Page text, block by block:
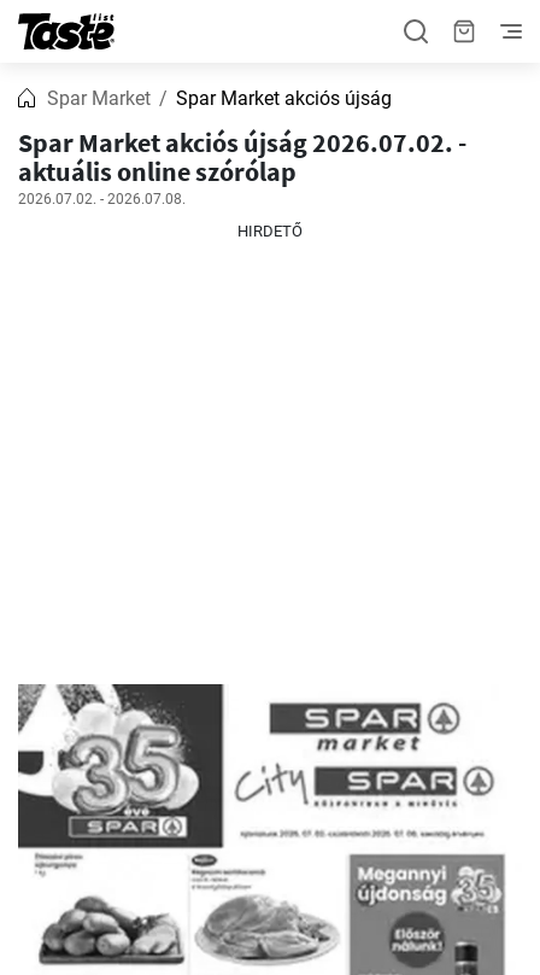
Spar Market Spar Market akciós újság
Spar Market akciós újság 2026.07.02. -
aktuális online szórólap
2026.07.02. - 2026.07.08.
HIRDETŐ